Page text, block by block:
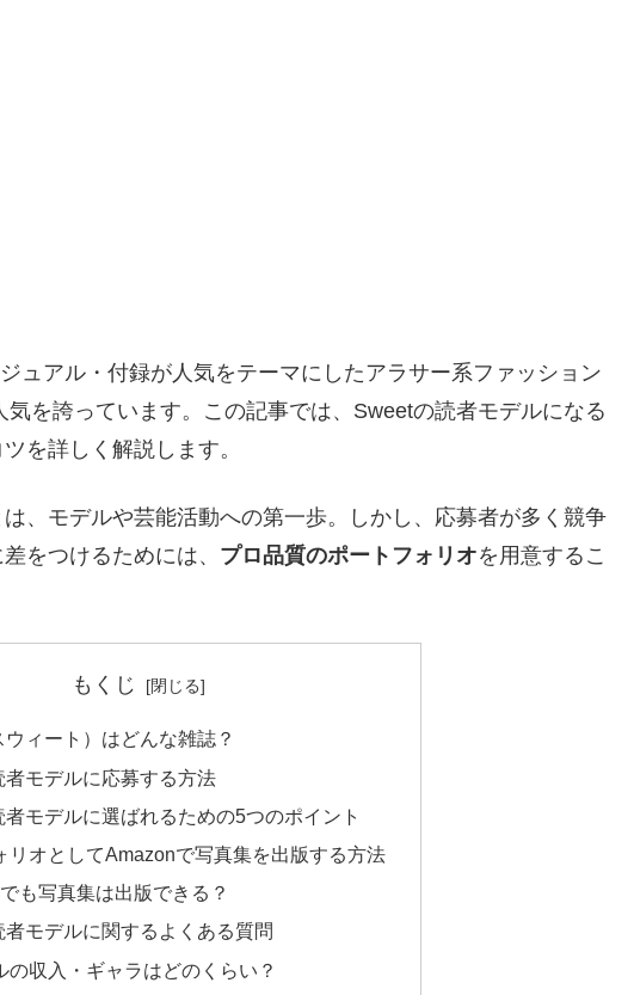
ュアル・付録が人気をテーマにしたアラサー系ファッション
を誇っています。この記事では、Sweetの読者モデルになる
を詳しく解説します。
、モデルや芸能活動への第一歩。しかし、応募者が多く競争
をつけるためには、 プロ品質のポートフォリオを用意するこ
もくじ
ィート）はどんな雑誌？
者モデルに応募する方法
者モデルに選ばれるための5つのポイント
リオとしてAmazonで写真集を出版する方法
も写真集は出版できる？
者モデルに関するよくある質問
の収入・ギャラはどのくらい？